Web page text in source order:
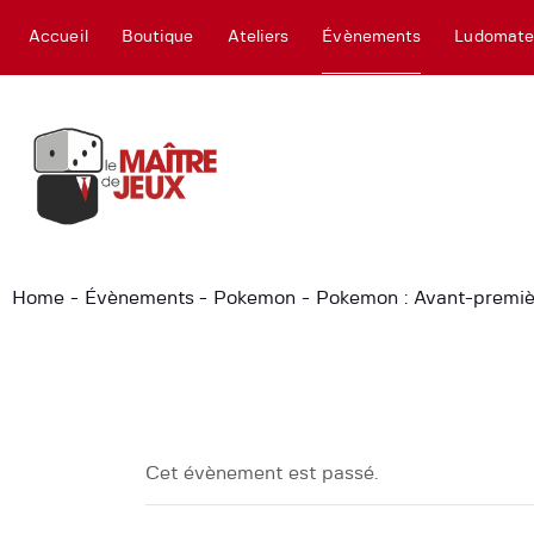
Accueil Boutique Ateliers Évènements Ludomate
Home Évènements Pokemon Pokemon : Avant-
Cet évènement est passé.